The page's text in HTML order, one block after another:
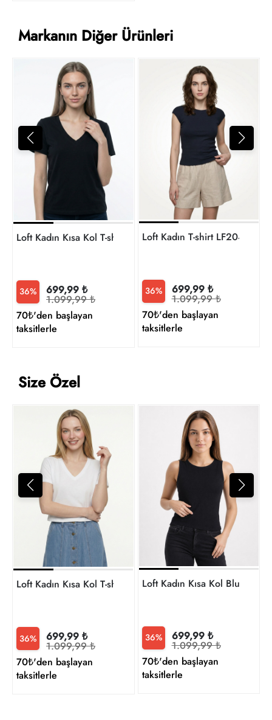
Markanın Diğer Ürünleri
Loft Kadın Kısa Kol T-shirt LF2043568
36% 699,99 ₺
1.099,99 ₺
70₺'den başlayan
taksitlerle
Loft Kadın T-shirt LF2042146
36% 699,99 ₺
1.099,99 ₺
70₺'den başlayan
taksitlerle
Size Özel
Loft Kadın Kısa Kol T-shirt LF2043568
36% 699,99 ₺
1.099,99 ₺
70₺'den başlayan
taksitlerle
Loft Kadın Kısa Kol Bluz
36% 699,99 ₺
1.099,99 ₺
70₺'den başlayan
taksitlerle